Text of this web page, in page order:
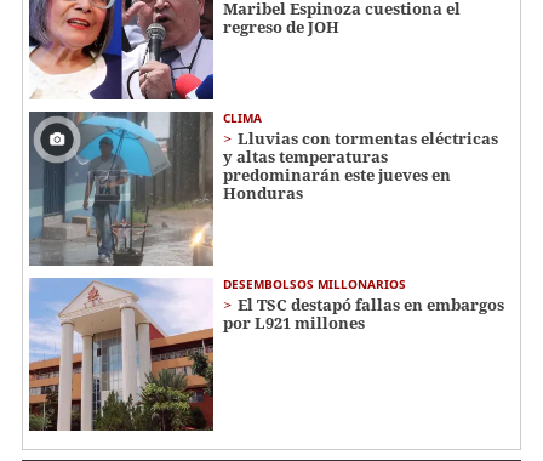
Maribel Espinoza cuestiona el
regreso de JOH
CLIMA
Lluvias con tormentas eléctricas
y altas temperaturas
predominarán este jueves en
Honduras
DESEMBOLSOS MILLONARIOS
El TSC destapó fallas en embargos
por L921 millones